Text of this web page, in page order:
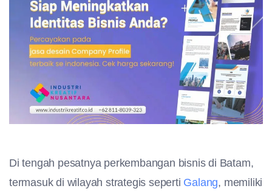
Di tengah pesatnya perkembangan bisnis di Batam,
termasuk di wilayah strategis seperti Galang, memiliki